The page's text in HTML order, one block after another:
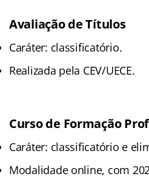
Avaliação de Títulos
Caráter: classificatório.
Realizada pela CEV/UECE.
Curso de Formação
Caráter: classificatório e
Modalidade online, com